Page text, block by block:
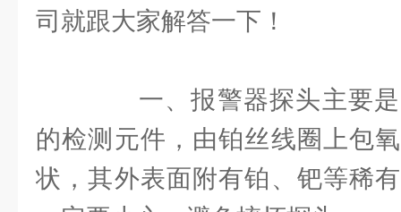
司就跟大家解答一下！
一、报警器探头主要是
的检测元件，由铂丝线圈上包
状，其外表面附有铂、钯等稀